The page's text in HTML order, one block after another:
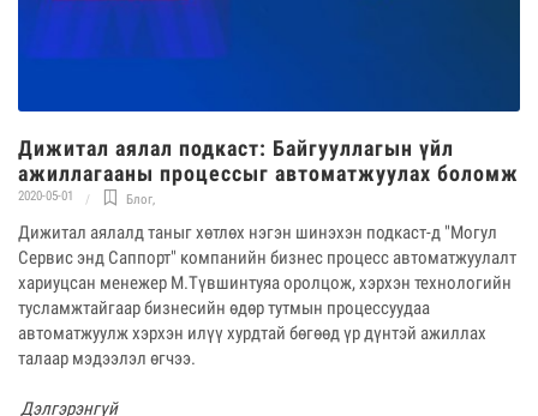
Дижитал аялал подкаст: Байгууллагын үйл
ажиллагааны процессыг автоматжуулах боломж
2020-05-01 Блог,
Дижитал аялалд таныг хөтлөх нэгэн шинэхэн подкаст-д "Могул
Сервис энд Саппорт" компанийн бизнес процесс автоматжуулалт
хариуцсан менежер М.Түвшинтуяа оролцож, хэрхэн технологийн
тусламжтайгаар бизнесийн өдөр тутмын процессуудаа
автоматжуулж хэрхэн илүү хурдтай бөгөөд үр дүнтэй ажиллах
талаар мэдээлэл өгчээ.
Дэлгэрэнгүй